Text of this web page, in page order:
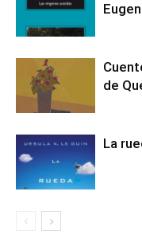
de
La